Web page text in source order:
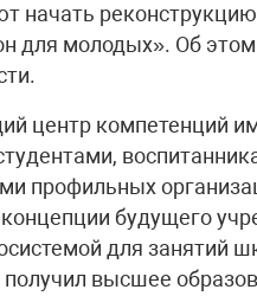
начать
для молодых». Об этом
центр компетенций
профильных
будущего
для занятий
высшее